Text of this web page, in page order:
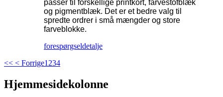
passer til forskellige printkort, farvestofblæk
og pigmentblæk. Det er et bedre valg til
spredte ordrer i små mængder og store
farveblokke.
forespørgseldetalje
<< < Forrige1 234
Hjemmesidekolonne